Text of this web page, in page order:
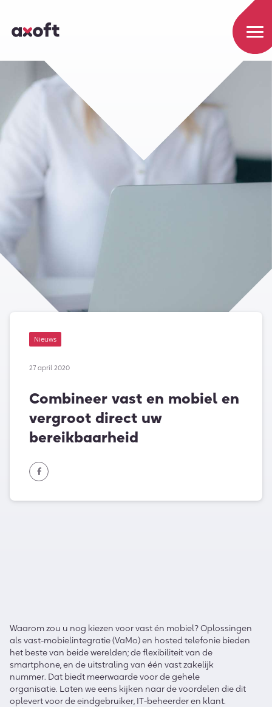
Nieuws
27 april 2020
Combineer vast en mobiel en
vergroot direct uw
bereikbaarheid
Waarom zou u nog kiezen voorvastén mobiel?Oplossingen
als vast-mobielintegratie(VaMo)en hosted telefonie bieden
het beste van beide werelden; de flexibiliteit van de
smartphone, en de uitstraling van één vast zakelijk
nummer. Dat biedt meerwaardevoor de gehele
organisatie. Laten we eens kijken naar de voordelen die dit
oplevert voor de eindgebruiker, IT-beheerder en klant.